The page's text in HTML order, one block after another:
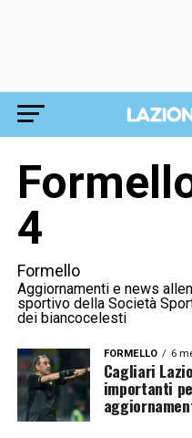
4
Formello
Aggiornamenti e news
sportivo della Società
dei biancocelesti
FORMELLO 6
Cagliari
importanti